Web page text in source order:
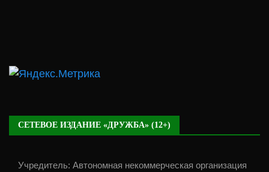
СЕТЕВОЕ ИЗДАНИЕ «ДРУЖБА» (12+)
Учредитель: Автономная некоммерческая организация